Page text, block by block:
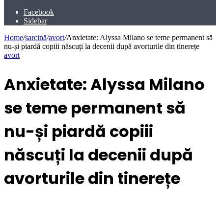
Facebook
Sidebar
Home/sarcină/avort/Anxietate: Alyssa Milano se teme permanent să
nu-și piardă copiii născuți la decenii după avorturile din tinerețe
avort
Anxietate: Alyssa Milano
se teme permanent să
nu-și piardă copiii
născuți la decenii după
avorturile din tinerețe